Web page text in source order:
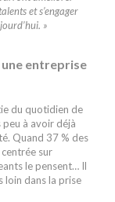
et s’engager
»
entreprise
du quotidien de
à avoir déjà
Quand 37 % des
sur
le pensent… Il
loin dans la prise